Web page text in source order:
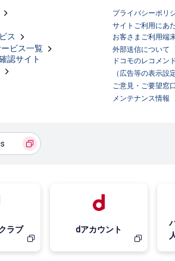
ス
ビス一覧
認サイト
プライバシーポリ
サイトご利用にあ
お客さまご利用端
外部送信について
ドコモのレコメン
（広告等の表示設
ご意見・ご要望窓口
メンテナンス情報
ラブ dアカウント